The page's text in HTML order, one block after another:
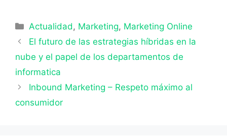
Categorías
Actualidad , Marketing, Marketing Online
El futuro de las estrategias híbridas en la
nube y el papel de los departamentos de
informatica
Inbound Marketing – Respeto máximo al
consumidor